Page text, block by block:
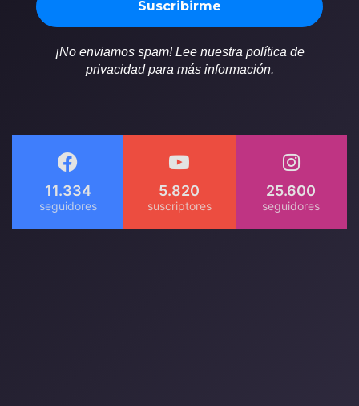
¡No enviamos spam! Lee nuestra política de
privacidad para más información.
11.334 5.820 25.600